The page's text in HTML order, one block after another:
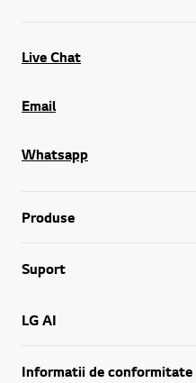
Live Chat
Email
Whatsapp
Produse
Suport
LG AI
Informatii de conformitate